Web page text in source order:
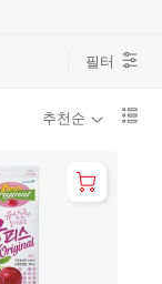
필터
추천순